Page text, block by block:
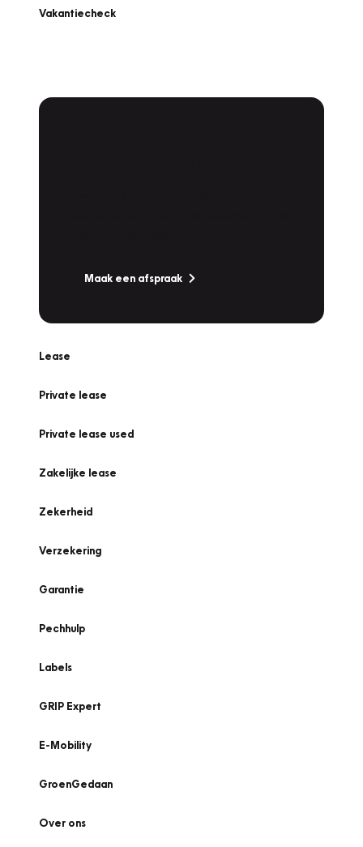
Vakantiecheck
Maak een afspraak
Lease
Private lease
Private lease used
Zakelijke lease
Zekerheid
Verzekering
Garantie
Pechhulp
Labels
GRIP Expert
E-Mobility
GroenGedaan
Over ons